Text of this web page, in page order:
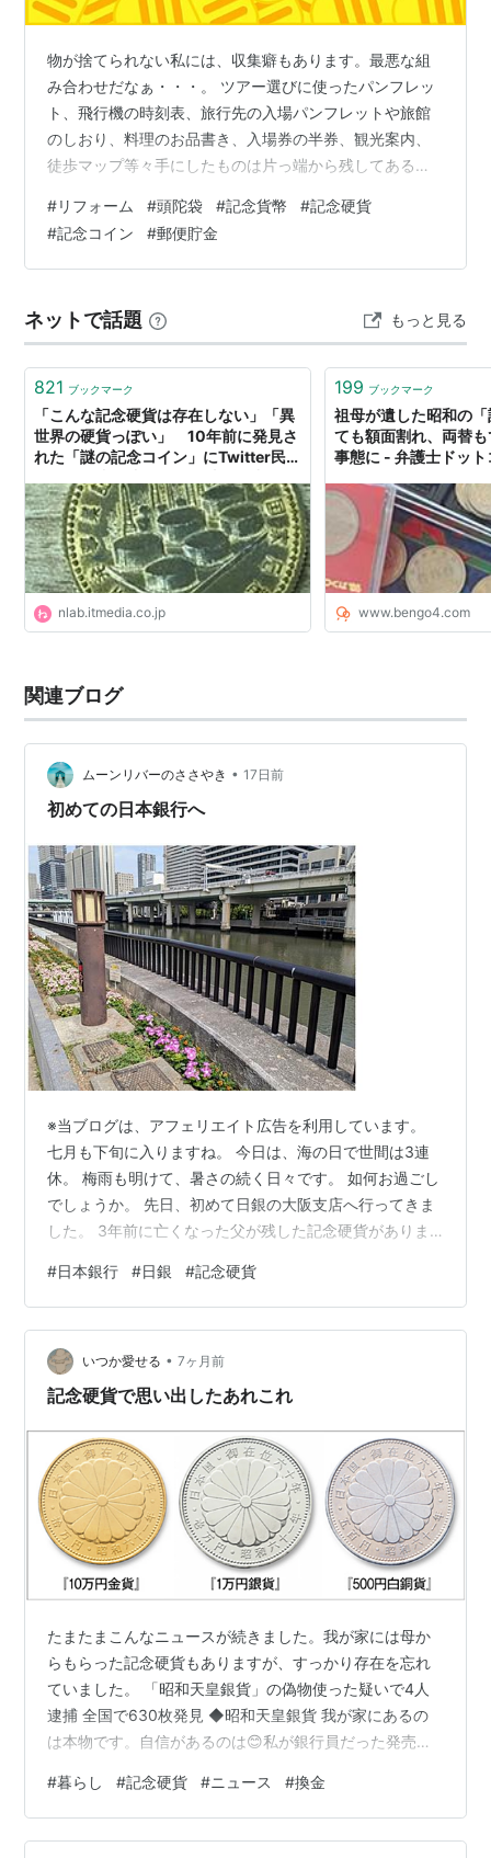
物が捨てられない私には、収集癖もあります。最悪な組
み合わせだなぁ・・・。 ツアー選びに使ったパンフレッ
ト、飛行機の時刻表、旅行先の入場パンフレットや旅館
のしおり、料理のお品書き、入場券の半券、観光案内、
徒歩マップ等々手にしたものは片っ端から残してあると
リアケースに入れられて本棚を占領し、段ボールに詰め
られて押入れを占領し、紙袋に入ったまま部屋中に積み
上げられていました。 収集癖の中には、絵葉書、記念ス
ンもあります。 記念切手については前回も触れておりま
すが、今回、箪笥の奥深くからずっしりとした頭…
#リフォーム #頭陀袋 #記念貨幣 #記念硬貨
#記念コイン #郵便貯金
ネットで話題 もっと見る
821 ブックマーク
「こんな記念硬貨は存在しない」「異
世界の硬貨っぽい」 10年前に発見さ
れた「謎の記念コイン」にTwitter民騒
析してみた（1/3） | ねとらぼ
nlab.itmedia.co.jp
199 ブックマーク
祖母が遺した昭和の
ても額面割れ、両替
事態に - 弁護士ドッ
www.bengo4.com
関連ブログ
ムーンリバーのささやき • 17日前
初めての日本銀行へ
※当ブログは、アフェリエイト広告を利用しています。
七月も下旬に入りますね。 今日は、海の日で世間は3連
休。 梅雨も明けて、暑さの続く日々です。 如何お過ごし
でしょうか。 先日、初めて日銀の大阪支店へ行ってきま
した。 3年前に亡くなった父が残した記念硬貨がありま
す。 1972年の札幌オリンピック。 平成5年の皇太子ご成
婚等々。 500円と100円の記念硬貨が6枚。 父は、その
時々で、記念硬貨を買い求めていたようです。 新聞広告
に出てくるから、それを買っていたのでしょうね。 紙幣
もありました。 夏目漱石の1000円札。 岩倉具視の500
#日本銀行 #日銀 #記念硬貨
いつか愛せる • 7ヶ月前
記念硬貨で思い出したあれこれ
たまたまこんなニュースが続きました。我が家には母か
らもらった記念硬貨もありますが、すっかり存在を忘れ
ていました。 「昭和天皇銀貨」の偽物使った疑いで4人
逮捕 全国で630枚発見 ◆昭和天皇銀貨 我が家にあるの
は本物です。自信があるのは😊私が銀行員だった発売当
新紙幣などを発売当日に買える（買うというより両替で
すが）メリットがありました。両親に頼まれて銀貨（１
万円）だけでなく金貨（１０万円）も買った記憶があり
#暮らし #記念硬貨 #ニュース #換金